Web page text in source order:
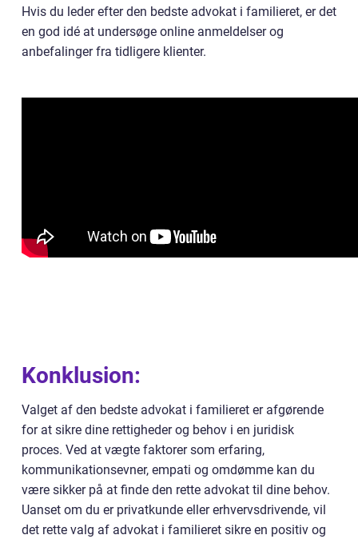
Hvis du leder efter den bedste advokat i familieret, er det
en god idé at undersøge online anmeldelser og
anbefalinger fra tidligere klienter.
Konklusion:
Valget af den bedste advokat i familieret er afgørende
for at sikre dine rettigheder og behov i en juridisk
proces. Ved at vægte faktorer som erfaring,
kommunikationsevner, empati og omdømme kan du
være sikker på at finde den rette advokat til dine behov.
Uanset om du er privatkunde eller erhvervsdrivende, vil
det rette valg af advokat i familieret sikre en positiv og